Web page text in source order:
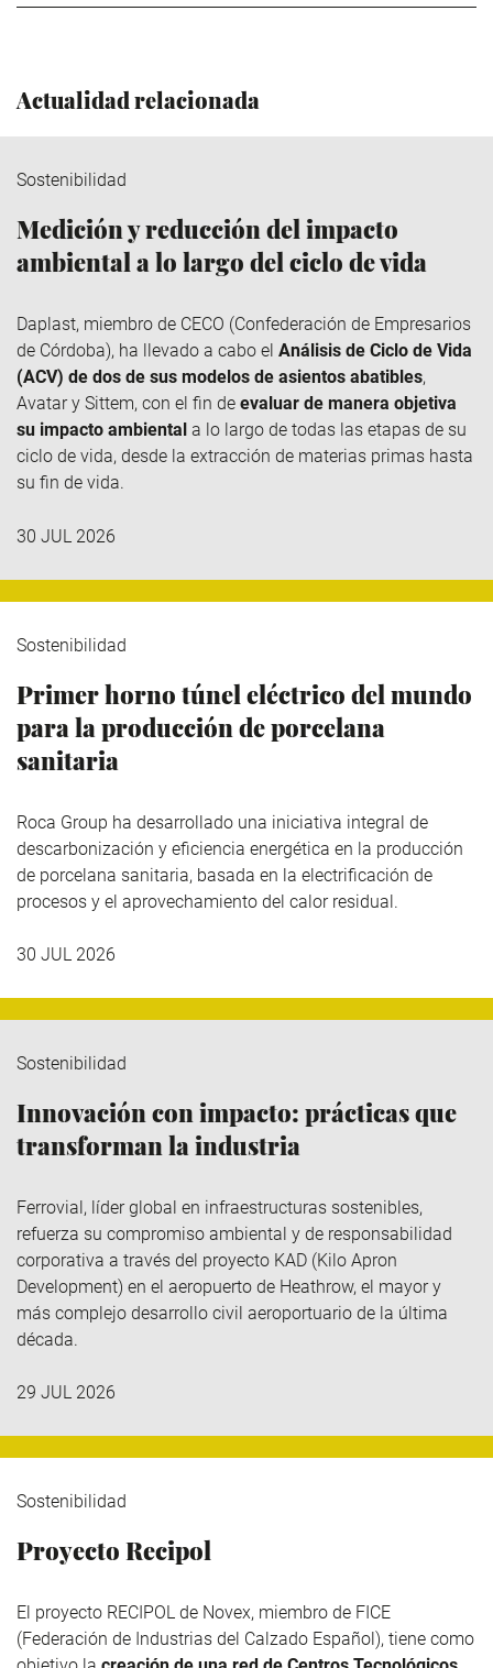
Actualidad relacionada
Sostenibilidad
Medición y reducción del impacto
ambiental a lo largo del ciclo de vida
Daplast, miembro de CECO (Confederación de Empresarios
de Córdoba), ha llevado a cabo el Análisis de Ciclo de Vida
(ACV) de dos de sus modelos de asientos abatibles,
Avatar y Sittem, con el fin de evaluar de manera objetiva
su impacto ambiental a lo largo de todas las etapas de su
ciclo de vida, desde la extracción de materias primas hasta
su fin de vida.
30 JUL 2026
Sostenibilidad
Primer horno túnel eléctrico del mundo
para la producción de porcelana
sanitaria
Roca Group ha desarrollado una iniciativa integral de
descarbonización y eficiencia energética en la producción
de porcelana sanitaria, basada en la electrificación de
procesos y el aprovechamiento del calor residual.
30 JUL 2026
Sostenibilidad
Innovación con impacto: prácticas que
transforman la industria
Ferrovial, líder global en infraestructuras sostenibles,
refuerza su compromiso ambiental y de responsabilidad
corporativa a través del proyecto KAD (Kilo Apron
Development) en el aeropuerto de Heathrow, el mayor y
más complejo desarrollo civil aeroportuario de la última
década.
29 JUL 2026
Sostenibilidad
Proyecto Recipol
El proyecto RECIPOL de Novex, miembro de FICE
(Federación de Industrias del Calzado Español), tiene como